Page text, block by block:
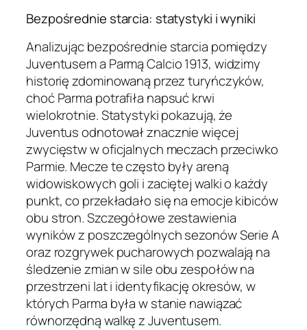
Bezpośrednie starcia: statystyki i wyniki
Analizując bezpośrednie starcia pomiędzy
Juventusem a Parmą Calcio 1913, widzimy
historię zdominowaną przez turyńczyków,
choć Parma potrafiła napsuć krwi
wielokrotnie. Statystyki pokazują, że
Juventus odnotował znacznie więcej
zwycięstw w oficjalnych meczach przeciwko
Parmie. Mecze te często były areną
widowiskowych goli i zaciętej walki o każdy
punkt, co przekładało się na emocje kibiców
obu stron. Szczegółowe zestawienia
wyników z poszczególnych sezonów Serie A
oraz rozgrywek pucharowych pozwalają na
śledzenie zmian w sile obu zespołów na
przestrzeni lat i identyfikację okresów, w
których Parma była w stanie nawiązać
równorzędną walkę z Juventusem.